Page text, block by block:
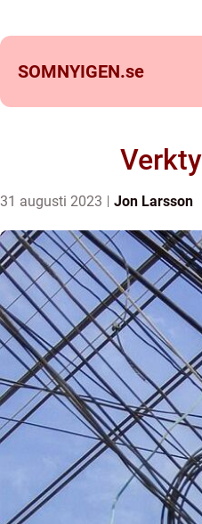
SOMNYIGEN.se
31 augusti 2023 Jon Larsson